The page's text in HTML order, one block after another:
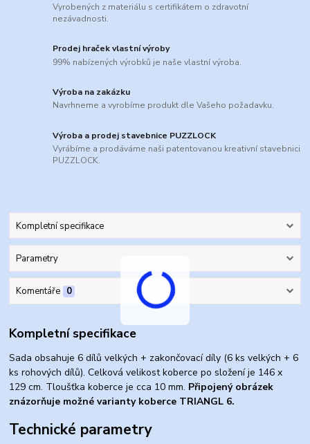
Vyrobených z materiálu s certifikátem o zdravotní
nezávadnosti.
Prodej hraček vlastní výroby
99% nabízených výrobků je naše vlastní výroba.
Výroba na zakázku
Navrhneme a vyrobíme produkt dle Vašeho požadavku.
Výroba a prodej stavebnice PUZZLOCK
Vyrábíme a prodáváme naši patentovanou kreativní stavebnici
PUZZLOCK.
Kompletní specifikace
Parametry
Komentáře 0
Kompletní specifikace
Sada obsahuje 6 dílů velkých + zakončovací díly (6 ks velkých + 6
ks rohových dílů). Celková velikost koberce po složení je 146 x
129 cm. Tloušťka koberce je cca 10 mm. Připojený obrázek
znázorňuje možné varianty koberce TRIANGL 6.
Technické parametry